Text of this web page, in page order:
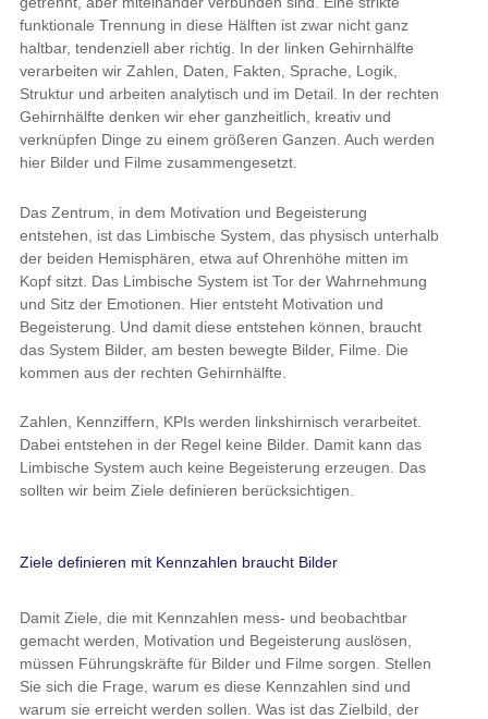
funktionale Trennung in diese Hälften ist zwar nicht ganz
haltbar, tendenziell aber richtig. In der linken Gehirnhälfte
verarbeiten wir Zahlen, Daten, Fakten, Sprache, Logik,
Struktur und arbeiten analytisch und im Detail. In der rechten
Gehirnhälfte denken wir eher ganzheitlich, kreativ und
verknüpfen Dinge zu einem größeren Ganzen. Auch werden
hier Bilder und Filme zusammengesetzt.
Das Zentrum, in dem Motivation und Begeisterung
entstehen, ist das Limbische System, das physisch unterhalb
der beiden Hemisphären, etwa auf Ohrenhöhe mitten im
Kopf sitzt. Das Limbische System ist Tor der Wahrnehmung
und Sitz der Emotionen. Hier entsteht Motivation und
Begeisterung. Und damit diese entstehen können, braucht
das System Bilder, am besten bewegte Bilder, Filme. Die
kommen aus der rechten Gehirnhälfte.
Zahlen, Kennziffern, KPIs werden linkshirnisch verarbeitet.
Dabei entstehen in der Regel keine Bilder. Damit kann das
Limbische System auch keine Begeisterung erzeugen. Das
sollten wir beim Ziele definieren berücksichtigen.
Ziele definieren mit Kennzahlen braucht Bilder
Damit Ziele, die mit Kennzahlen mess- und beobachtbar
gemacht werden, Motivation und Begeisterung auslösen,
müssen Führungskräfte für Bilder und Filme sorgen. Stellen
Sie sich die Frage, warum es diese Kennzahlen sind und
warum sie erreicht werden sollen. Was ist das Zielbild, der